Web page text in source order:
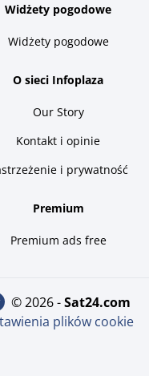
Widżety pogodowe
Widżety pogodowe
O sieci Infoplaza
Our Story
Kontakt i opinie
i prywatność
Premium
Premium ads free
© 2026 - sat24.com
plików cookie